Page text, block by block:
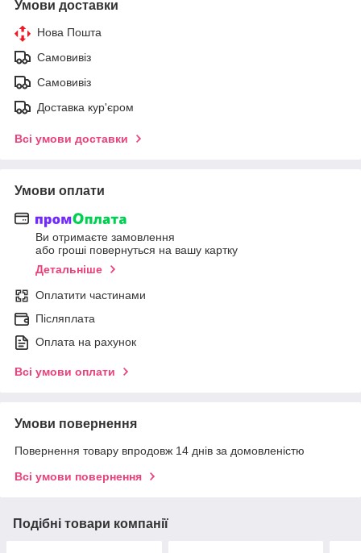
Умови доставки
Нова Пошта
Самовивіз
Самовивіз
Доставка кур'єром
Всі умови доставки
Умови оплати
Ви отримаєте замовлення
або гроші повернуться на вашу картку
Детальніше
Оплатити частинами
Післяплата
Оплата на рахунок
Всі умови оплати
Умови повернення
Повернення товару впродовж 14 днів за домовленістю
Всі умови повернення
Подібні товари компанії